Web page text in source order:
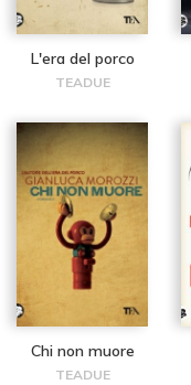
L'era del porco
TEADUE
Chi non muore
TEADUE